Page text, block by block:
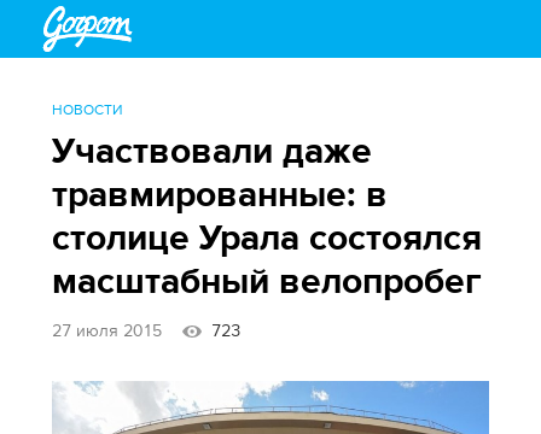
НОВОСТИ
Участвовали даже
травмированные: в
столице Урала состоялся
масштабный велопробег
27 июля 2015 723